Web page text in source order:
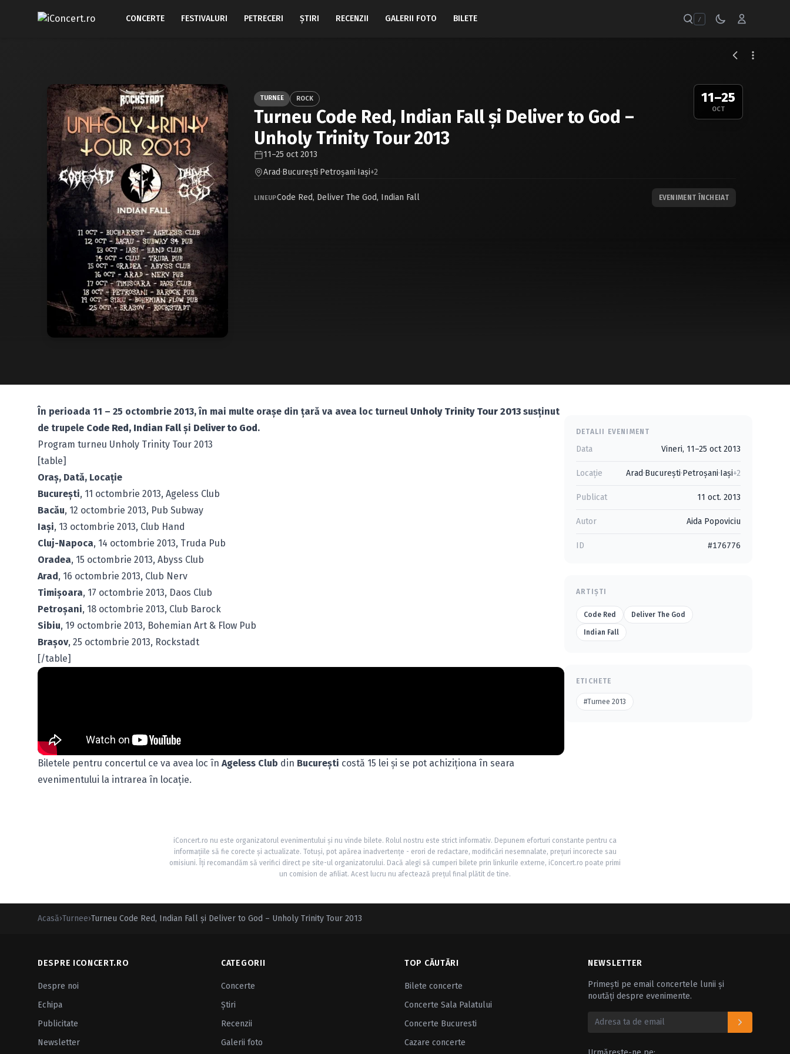
CONCERTE FESTIVALURI PETRECERI ŞTIRI RECENZII GALERII FOTO BILETE /
11–25
OCT
TURNEE ROCK
Turneu Code Red, Indian Fall şi Deliver to God –
Unholy Trinity Tour 2013
11–25 oct 2013
Arad·Bucureşti·Petroşani·Iaşi+2
LINEUPCode Red, Deliver The God, Indian Fall EVENIMENT ÎNCHEIAT
În perioada 11 – 25 octombrie 2013, în mai multe oraşe din ţară va avea loc turneul Unholy Trinity Tour 2013 susţinut
de trupele Code Red, Indian Fall şi Deliver to God.
Program turneu Unholy Trinity Tour 2013
[table]
Oraş, Dată, Locaţie
Bucureşti, 11 octombrie 2013, Ageless Club
Bacău, 12 octombrie 2013, Pub Subway
Iaşi, 13 octombrie 2013, Club Hand
Cluj-Napoca, 14 octombrie 2013, Truda Pub
Oradea, 15 octombrie 2013, Abyss Club
Arad, 16 octombrie 2013, Club Nerv
Timişoara, 17 octombrie 2013, Daos Club
Petroşani, 18 octombrie 2013, Club Barock
Sibiu, 19 octombrie 2013, Bohemian Art & Flow Pub
Braşov, 25 octombrie 2013, Rockstadt
[/table]
Biletele pentru concertul ce va avea loc în Ageless Club din Bucureşti costă 15 lei şi se pot achiziţiona în seara
evenimentului la intrarea în locaţie.
DETALII EVENIMENT
Data Vineri, 11–25 oct 2013
Locație Arad·Bucureşti·Petroşani·Iaşi+2
Publicat 11 oct. 2013
Autor Aida Popoviciu
ID #176776
ARTIȘTI
Code Red Deliver The God
Indian Fall
ETICHETE
#Turnee 2013
iConcert.ro nu este organizatorul evenimentului și nu vinde bilete. Rolul nostru este strict informativ. Depunem eforturi constante pentru ca
informațiile să fie corecte și actualizate. Totuși, pot apărea inadvertențe - erori de redactare, modificări nesemnalate, prețuri incorecte sau
omisiuni. Îți recomandăm să verifici direct pe site-ul organizatorului. Dacă alegi să cumperi bilete prin linkurile externe, iConcert.ro poate primi
un comision de afiliat. Acest lucru nu afectează prețul final plătit de tine.
Acasă›Turnee›Turneu Code Red, Indian Fall şi Deliver to God – Unholy Trinity Tour 2013
DESPRE ICONCERT.RO
Despre noi
Echipa
Publicitate
Newsletter
CATEGORII
Concerte
Ştiri
Recenzii
Galerii foto
TOP CĂUTĂRI
Bilete concerte
Concerte Sala Palatului
Concerte Bucuresti
Cazare concerte
NEWSLETTER
Primești pe email concertele lunii și
noutăți despre evenimente.